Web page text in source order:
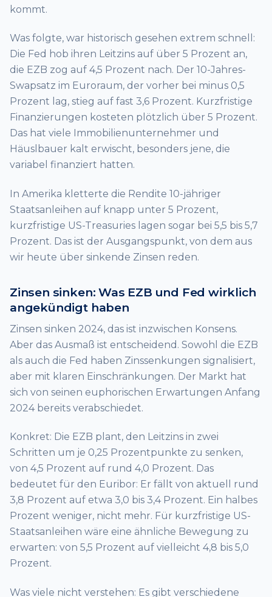
kommt.
Was folgte, war historisch gesehen extrem schnell:
Die Fed hob ihren Leitzins auf über 5 Prozent an,
die EZB zog auf 4,5 Prozent nach. Der 10-Jahres-
Swapsatz im Euroraum, der vorher bei minus 0,5
Prozent lag, stieg auf fast 3,6 Prozent. Kurzfristige
Finanzierungen kosteten plötzlich über 5 Prozent.
Das hat viele Immobilienunternehmer und
Häuslbauer kalt erwischt, besonders jene, die
variabel finanziert hatten.
In Amerika kletterte die Rendite 10-jähriger
Staatsanleihen auf knapp unter 5 Prozent,
kurzfristige US-Treasuries lagen sogar bei 5,5 bis 5,7
Prozent. Das ist der Ausgangspunkt, von dem aus
wir heute über sinkende Zinsen reden.
Zinsen sinken: Was EZB und Fed wirklich
angekündigt haben
Zinsen sinken 2024, das ist inzwischen Konsens.
Aber das Ausmaß ist entscheidend. Sowohl die EZB
als auch die Fed haben Zinssenkungen signalisiert,
aber mit klaren Einschränkungen. Der Markt hat
sich von seinen euphorischen Erwartungen Anfang
2024 bereits verabschiedet.
Konkret: Die EZB plant, den Leitzins in zwei
Schritten um je 0,25 Prozentpunkte zu senken,
von 4,5 Prozent auf rund 4,0 Prozent. Das
bedeutet für den Euribor: Er fällt von aktuell rund
3,8 Prozent auf etwa 3,0 bis 3,4 Prozent. Ein halbes
Prozent weniger, nicht mehr. Für kurzfristige US-
Staatsanleihen wäre eine ähnliche Bewegung zu
erwarten: von 5,5 Prozent auf vielleicht 4,8 bis 5,0
Prozent.
Was viele nicht verstehen: Es gibt verschiedene